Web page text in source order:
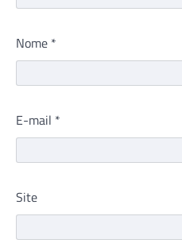
Nome *
E-mail *
Site